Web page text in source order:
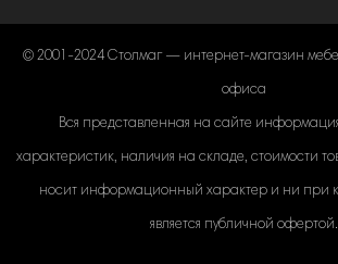
© 2001-2024 Столмаг — интернет-магазин
офиса
Вся представленная на сайте
характеристик, наличия на складе, стоимости
носит информационный характер и ни при
является публичной офертой.